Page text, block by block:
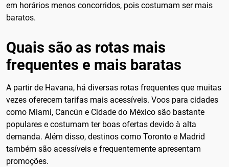
em horários menos concorridos, pois costumam ser mais
baratos.
Quais são as rotas mais
frequentes e mais baratas
A partir de Havana, há diversas rotas frequentes que muitas
vezes oferecem tarifas mais acessíveis. Voos para cidades
como Miami, Cancún e Cidade do México são bastante
populares e costumam ter boas ofertas devido à alta
demanda. Além disso, destinos como Toronto e Madrid
também são acessíveis e frequentemente apresentam
promoções.